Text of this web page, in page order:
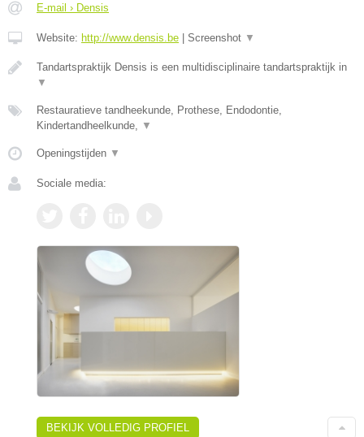
E-mail › Densis
Website: http://www.densis.be | Screenshot ▼
Tandartspraktijk Densis is een multidisciplinaire tandartspraktijk in
▼
Restauratieve tandheekunde, Prothese, Endodontie,
Kindertandheelkunde,
▼
Openingstijden ▼
Sociale media:
BEKIJK VOLLEDIG PROFIEL